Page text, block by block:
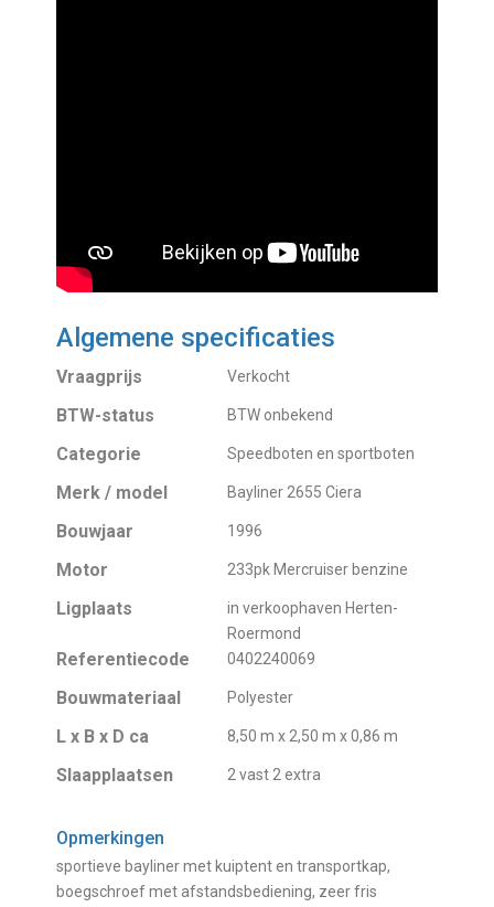
Algemene specificaties
Vraagprijs Verkocht
BTW-status BTW onbekend
Categorie Speedboten en sportboten
Merk / model Bayliner 2655 Ciera
Bouwjaar 1996
Motor 233pk Mercruiser benzine
Ligplaats
in verkoophaven Herten-
Roermond
Referentiecode 0402240069
Bouwmateriaal Polyester
L x B x D ca 8,50 m x 2,50 m x 0,86 m
Slaapplaatsen 2 vast 2 extra
Opmerkingen
sportieve bayliner met kuiptent en transportkap,
boegschroef met afstandsbediening, zeer fris